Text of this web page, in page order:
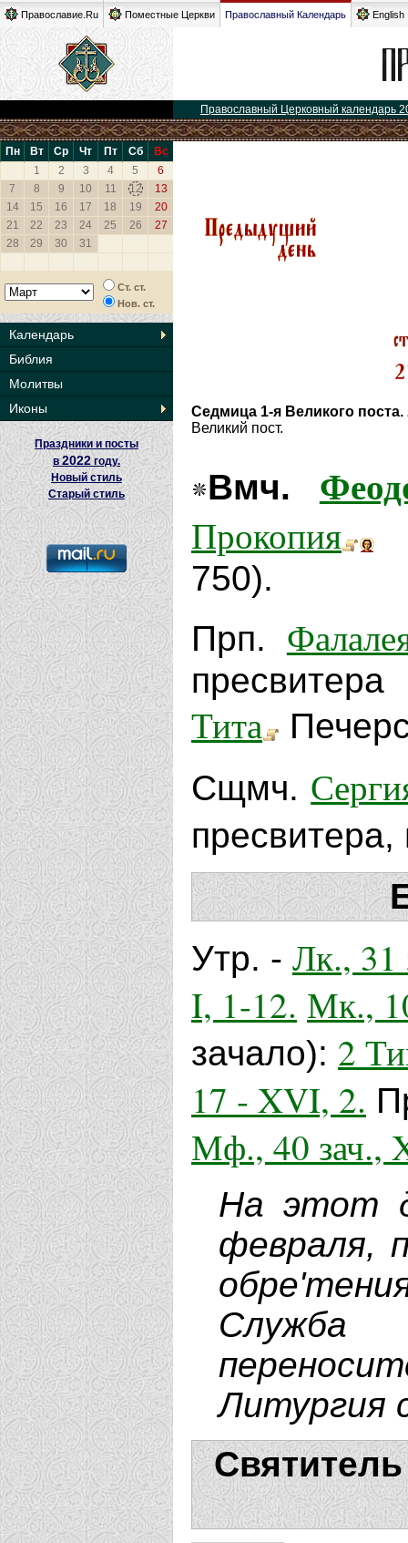
Православие.Ru Поместные Церкви Православный Календарь English
Православный Церковный календарь
Пн Вт Ср Чт Пт Сб
Вс
1
2 3 4 5
6
7
8 9 10 11 12
13
14
15 16 17 18 19
20
21
22 23 24 25 26
27
28
29 30 31
Ст. ст.
Нов. ст.
Календарь
Библия
Молитвы
Иконы
Праздники и посты
в2022 году.
Новый стиль
Старый стиль
Седмица 1-я Великого поста.
Великий пост.
Вмч.
Прокопия
750).
Прп.
Тита
Сщмч.
Утр. - Лк., 31
I, 1-12. Мк.,
зачало): 2
17 - XVI, 2.
Мф., 40 зач.,
На этот
февраля,
Служба
Литургия